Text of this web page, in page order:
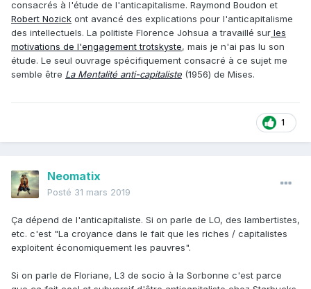
consacrés à l'étude de l'anticapitalisme. Raymond Boudon et
Robert Nozick ont avancé des explications pour l'anticapitalisme
des intellectuels. La politiste Florence Johsua a travaillé sur les
motivations de l'engagement trotskyste, mais je n'ai pas lu son
étude. Le seul ouvrage spécifiquement consacré à ce sujet me
semble être La Mentalité anti-capitaliste (1956) de Mises.
1
Neomatix
Posté 31 mars 2019
Ça dépend de l'anticapitaliste. Si on parle de LO, des lambertistes,
etc. c'est "La croyance dans le fait que les riches / capitalistes
exploitent économiquement les pauvres".
Si on parle de Floriane, L3 de socio à la Sorbonne c'est parce